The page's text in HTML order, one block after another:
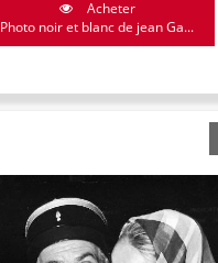
Acheter
Photo noir et blanc de jean Ga...